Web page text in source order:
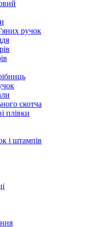
ручок
скотча
плівки
і штампів